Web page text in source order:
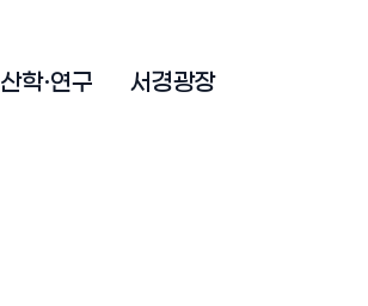
산학·연구 서경광장